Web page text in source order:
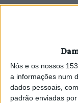
Nós e os nossos
a informações num
dados pessoais,
padrão enviadas
O Município do
novembro, o
cerimónia
Esta distinção na
de Gabinete, Tília
Desporto e